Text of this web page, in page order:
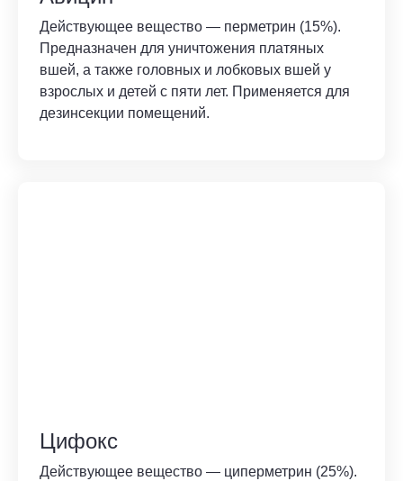
Действующее вещество — перметрин (15%).
Предназначен для уничтожения платяных
вшей, а также головных и лобковых вшей у
взрослых и детей с пяти лет. Применяется для
дезинсекции помещений.
Цифокс
Действующее вещество — циперметрин (25%).